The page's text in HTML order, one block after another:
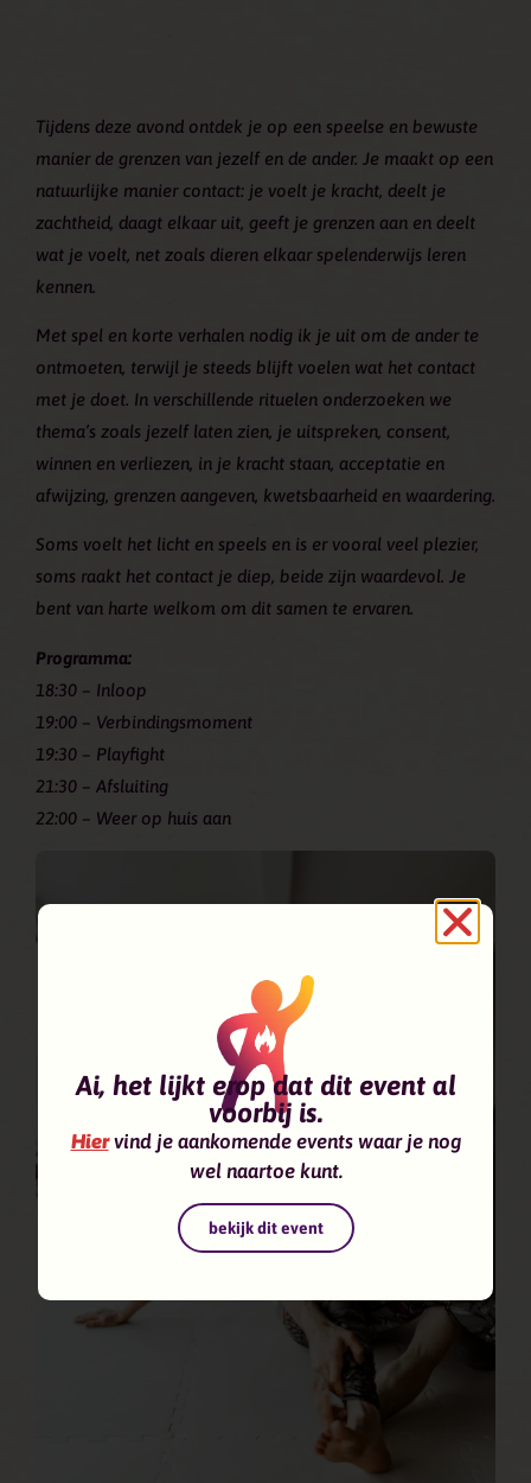
Tijdens deze avond ontdek je op een speelse en bewuste
manier de grenzen van jezelf en de ander. Je maakt op een
natuurlijke manier contact: je voelt je kracht, deelt je
zachtheid, daagt elkaar uit, geeft je grenzen aan en deelt
wat je voelt, net zoals dieren elkaar spelenderwijs leren
kennen.
Met spel en korte verhalen nodig ik je uit om de ander te
ontmoeten, terwijl je steeds blijft voelen wat het contact
met je doet. In verschillende rituelen onderzoeken we
thema’s zoals jezelf laten zien, je uitspreken, consent,
winnen en verliezen, in je kracht staan, acceptatie en
afwijzing, grenzen aangeven, kwetsbaarheid en waardering.
Soms voelt het licht en speels en is er vooral veel plezier,
soms raakt het contact je diep, beide zijn waardevol. Je
bent van harte welkom om dit samen te ervaren.
Programma:
18:30 – Inloop
19:00 – Verbindingsmoment
19:30 – Playfight
21:30 – Afsluiting
22:00 – Weer op huis aan
Ai, het lijkt erop dat dit event al
voorbij is.
Hiervind je aankomende events waar je nog
wel naartoe kunt.
bekijk dit event